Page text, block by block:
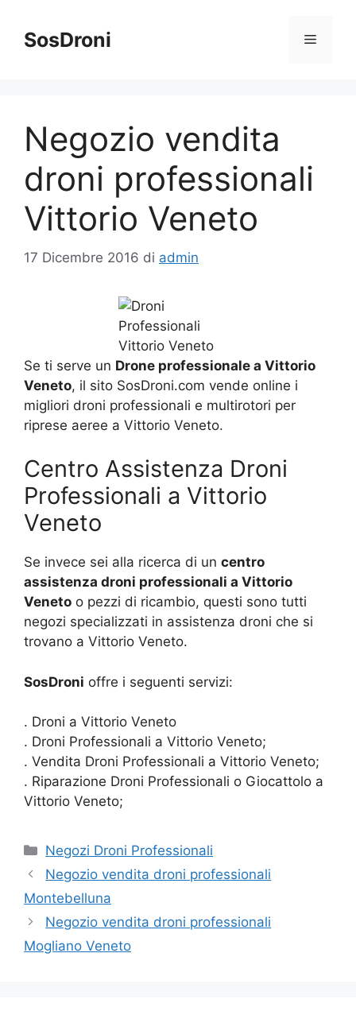
contenuto
SosDroni Menu
Negozio vendita
droni professionali
Vittorio Veneto
17 Dicembre 2016 di admin
Se ti serve un Drone professionale a Vittorio
Veneto, il sito SosDroni.com vende online i
migliori droni professionali e multirotori per
riprese aeree a Vittorio Veneto.
Centro Assistenza Droni
Professionali a Vittorio
Veneto
Se invece sei alla ricerca di un centro
assistenza droni professionali a Vittorio
Veneto o pezzi di ricambio, questi sono tutti
negozi specializzati in assistenza droni che si
trovano a Vittorio Veneto.
SosDroni offre i seguenti servizi:
. Droni a Vittorio Veneto
. Droni Professionali a Vittorio Veneto;
. Vendita Droni Professionali a Vittorio Veneto;
. Riparazione Droni Professionali o Giocattolo a
Vittorio Veneto;
Categorie
Negozi Droni Professionali
Negozio vendita droni professionali
Montebelluna
Negozio vendita droni professionali
Mogliano Veneto